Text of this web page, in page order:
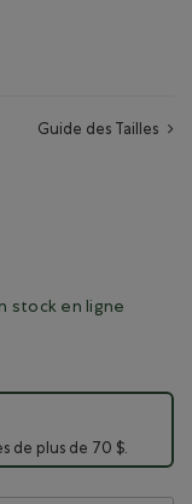
Guide des Tailles
stock en ligne
de plus de 70 $.